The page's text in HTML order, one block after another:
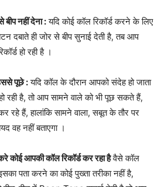
नहीं देना :यदि कोई कॉल रिकॉर्ड करने के लिए
दबाते ही जोर से बीप सुनाई देती है, तब आप
हो रही है ।
पूछे :यदि कॉल के दौरान आपको संदेह हो जाता
रही है, तो आप सामने वाले को भी पूछ सकते हैं,
रहे हैं, हालांकि सामने वाला, सबूत के तौर पर
वह नहीं बताएगा ।
कोई आपकी कॉल रिकॉर्ड कर रहा हैवैसे कॉल
पता करने का कोई पुख्ता तरीका नहीं है,